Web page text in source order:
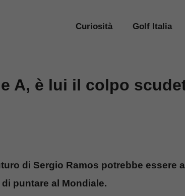
Curiosità Golf Italia
A, è lui il colpo
di Sergio Ramos potrebbe essere
puntare al Mondiale.